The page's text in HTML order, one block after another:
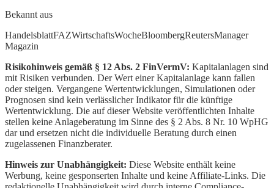
Bekannt aus
HandelsblattFAZWirtschaftsWocheBloombergReutersManager
Magazin
Risikohinweis gemäß § 12 Abs. 2 FinVermV: Kapitalanlagen sind
mit Risiken verbunden. Der Wert einer Kapitalanlage kann fallen
oder steigen. Vergangene Wertentwicklungen, Simulationen oder
Prognosen sind kein verlässlicher Indikator für die künftige
Wertentwicklung. Die auf dieser Website veröffentlichten Inhalte
stellen keine Anlageberatung im Sinne des § 2 Abs. 8 Nr. 10 WpHG
dar und ersetzen nicht die individuelle Beratung durch einen
zugelassenen Finanzberater.
Hinweis zur Unabhängigkeit: Diese Website enthält keine
Werbung, keine gesponserten Inhalte und keine Affiliate-Links. Die